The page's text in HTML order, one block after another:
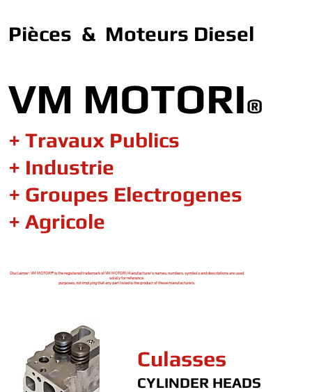
Pièces & Moteurs Diesel
VM MOTORI®
+ Travaux Publics
+ Industrie
+ Groupes Electrogenes
+ Agricole
Disclaimer : VM MOTORI® is the registered trademark of VM MOTORI. Manufacturer's names, numbers, symbols and descriptions are used
solely for reference
purposes, not implying that any part listed is the product of these manufacturers.
Culasses
CYLINDER HEADS